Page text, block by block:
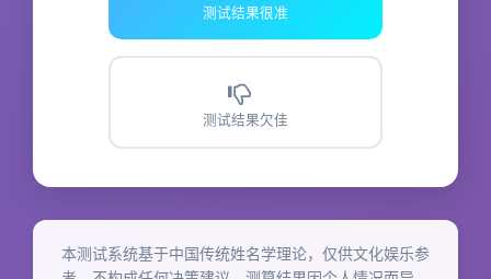
测试结果很准
测试结果欠佳
本测试系统基于中国传统姓名学理论，仅供文化娱乐参